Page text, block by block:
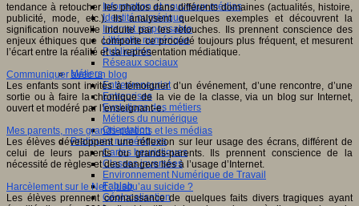
Information et nouveaux médias
Identité numérique
Internet responsable
Littératie numérique
Publication
Réseaux sociaux
Métiers
Entrepreneuriat
Entreprises
Evolutions des métiers
Métiers du numérique
Orientation
Pratiques numériques
Cartes heuristiques
Classes inversées
Environnement Numérique de Travail
Fablab
Géolocalisation
tendance à retoucher les photos dans différents domaines (actualités, histoire,
publicité, mode, etc.). Ils analysent quelques exemples et découvrent la
signification nouvelle induite par les retouches. Ils prennent conscience des
enjeux éthiques que comporte ce procédé toujours plus fréquent, et mesurent
l’écart entre la réalité et sa représentation médiatique.
Communiquer avec un blog
Les enfants sont invités à témoigner d’un événement, d’une rencontre, d’une
sortie ou à faire la chronique de la vie de la classe, via un blog sur Internet,
ouvert et modéré par l’enseignant-e.
Mes parents, mes grands-parents et les médias
Les élèves développent une réflexion sur leur usage des écrans, différent de
celui de leurs parents ou grands-parents. Ils prennent conscience de la
nécessité de règles et des dangers liés à l’usage d’Internet.
Harcèlement sur le Net : jusqu’au suicide ?
Les élèves prennent connaissance de quelques faits divers tragiques ayant